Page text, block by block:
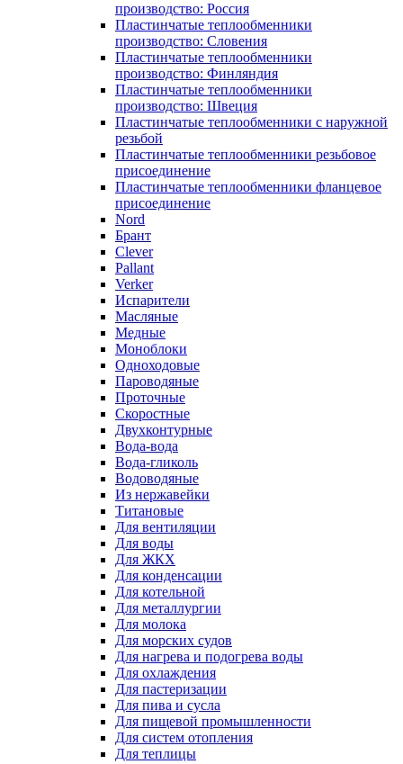
производство: Россия
Пластинчатые теплообменники
производство: Словения
Пластинчатые теплообменники
производство: Финляндия
Пластинчатые теплообменники
производство: Швеция
Пластинчатые теплообменники с наружной
резьбой
Пластинчатые теплообменники резьбовое
присоединение
Пластинчатые теплообменники фланцевое
присоединение
Nord
Брант
Clever
Pallant
Verker
Испарители
Масляные
Медные
Моноблоки
Одноходовые
Пароводяные
Проточные
Скоростные
Двухконтурные
Вода-вода
Вода-гликоль
Водоводяные
Из нержавейки
Титановые
Для вентиляции
Для воды
Для ЖКХ
Для конденсации
Для котельной
Для металлургии
Для молока
Для морских судов
Для нагрева и подогрева воды
Для охлаждения
Для пастеризации
Для пива и сусла
Для пищевой промышленности
Для систем отопления
Для теплицы